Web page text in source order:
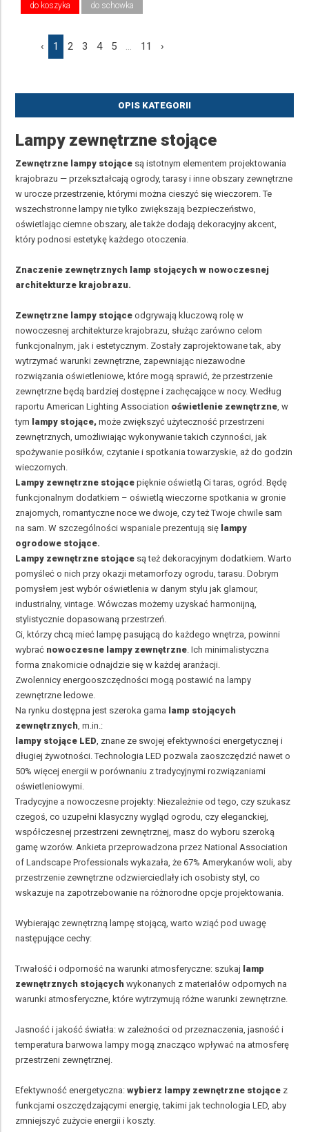
do koszyka do schowka
‹ 1 2 3 4 5 ... 11 ›
OPIS KATEGORII
Lampy zewnętrzne stojące
Zewnętrzne lampy stojące są istotnym elementem projektowania
krajobrazu — przekształcają ogrody, tarasy i inne obszary zewnętrzne
w urocze przestrzenie, którymi można cieszyć się wieczorem. Te
wszechstronne lampy nie tylko zwiększają bezpieczeństwo,
oświetlając ciemne obszary, ale także dodają dekoracyjny akcent,
który podnosi estetykę każdego otoczenia.
Znaczenie zewnętrznych lamp stojących w nowoczesnej
architekturze krajobrazu.
Zewnętrzne lampy stojąceodgrywają kluczową rolę w
nowoczesnej architekturze krajobrazu, służąc zarówno celom
funkcjonalnym, jak i estetycznym. Zostały zaprojektowane tak, aby
wytrzymać warunki zewnętrzne, zapewniając niezawodne
rozwiązania oświetleniowe, które mogą sprawić, że przestrzenie
zewnętrzne będą bardziej dostępne i zachęcające w nocy. Według
raportu American Lighting Association oświetlenie zewnętrzne , w
tym lampy stojące, może zwiększyć użyteczność przestrzeni
zewnętrznych, umożliwiając wykonywanie takich czynności, jak
spożywanie posiłków, czytanie i spotkania towarzyskie, aż do godzin
wieczornych.
Lampy zewnętrzne stojące pięknie oświetlą Ci taras, ogród. Będę
funkcjonalnym dodatkiem – oświetlą wieczorne spotkania w gronie
znajomych, romantyczne noce we dwoje, czy też Twoje chwile sam
na sam. W szczególności wspaniale prezentują się lampy
ogrodowe stojące.
Lampy zewnętrzne stojące są też dekoracyjnym dodatkiem. Warto
pomyśleć o nich przy okazji metamorfozy ogrodu, tarasu. Dobrym
pomysłem jest wybór oświetlenia w danym stylu jak glamour,
industrialny, vintage. Wówczas możemy uzyskać harmonijną,
stylistycznie dopasowaną przestrzeń.
Ci, którzy chcą mieć lampę pasującą do każdego wnętrza, powinni
wybrać nowoczesne lampy zewnętrzne . Ich minimalistyczna
forma znakomicie odnajdzie się w każdej aranżacji.
Zwolennicy energooszczędności mogą postawić na lampy
zewnętrzne ledowe.
Na rynku dostępna jest szeroka gama lamp stojących
zewnętrznych , m.in.:
lampy stojące LED , znane ze swojej efektywności energetycznej i
długiej żywotności. Technologia LED pozwala zaoszczędzić nawet o
50% więcej energii w porównaniu z tradycyjnymi rozwiązaniami
oświetleniowymi.
Tradycyjne a nowoczesne projekty: Niezależnie od tego, czy szukasz
czegoś, co uzupełni klasyczny wygląd ogrodu, czy eleganckiej,
współczesnej przestrzeni zewnętrznej, masz do wyboru szeroką
gamę wzorów. Ankieta przeprowadzona przez National Association
of Landscape Professionals wykazała, że 67% Amerykanów woli, aby
przestrzenie zewnętrzne odzwierciedlały ich osobisty styl, co
wskazuje na zapotrzebowanie na różnorodne opcje projektowania.
Wybierając zewnętrzną lampę stojącą, warto wziąć pod uwagę
następujące cechy:
Trwałość i odporność na warunki atmosferyczne: szukaj lamp
zewnętrznych stojących wykonanych z materiałów odpornych na
warunki atmosferyczne, które wytrzymują różne warunki zewnętrzne.
Jasność i jakość światła: w zależności od przeznaczenia, jasność i
temperatura barwowa lampy mogą znacząco wpływać na atmosferę
przestrzeni zewnętrznej.
Efektywność energetyczna:wybierz lampy zewnętrzne stojące z
funkcjami oszczędzającymi energię, takimi jak technologia LED, aby
zmniejszyć zużycie energii i koszty.